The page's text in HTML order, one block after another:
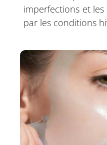
imperfections et
par les conditions